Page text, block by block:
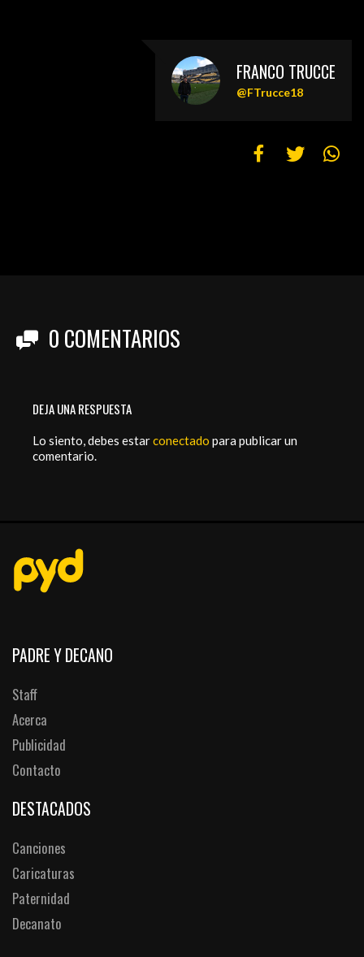
FRANCO TRUCCE
@FTrucce18
0 COMENTARIOS
DEJA UNA RESPUESTA
Lo siento, debes estarconectado para publicar un
comentario.
PADRE Y DECANO
Staff
Acerca
Publicidad
Contacto
DESTACADOS
Canciones
Caricaturas
Paternidad
Decanato